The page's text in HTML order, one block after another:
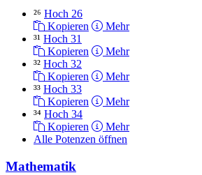
²⁶ Hoch 26
Kopieren
Mehr
³¹ Hoch 31
Kopieren
Mehr
³² Hoch 32
Kopieren
Mehr
³³ Hoch 33
Kopieren
Mehr
³⁴ Hoch 34
Kopieren
Mehr
Alle Potenzen öffnen
Mathematik